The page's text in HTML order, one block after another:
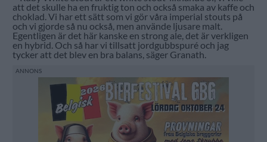
att det skulle ha en fruktig ton och också smaka av kaffe och
choklad. Vi har ett sätt som vi gör våra imperial stouts på
och vi gjorde så nu också, men använde ljusare malt.
Egentligen är det här kanske en strong ale, det är verkligen
en hybrid. Och så har vi tillsatt jordgubbspuré och jag
tycker att det blev en bra balans, säger Granath.